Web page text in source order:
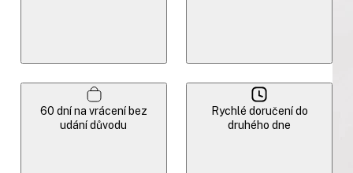
60 dní na vrácení bez
udání důvodu
Rychlé doručení do
druhého dne